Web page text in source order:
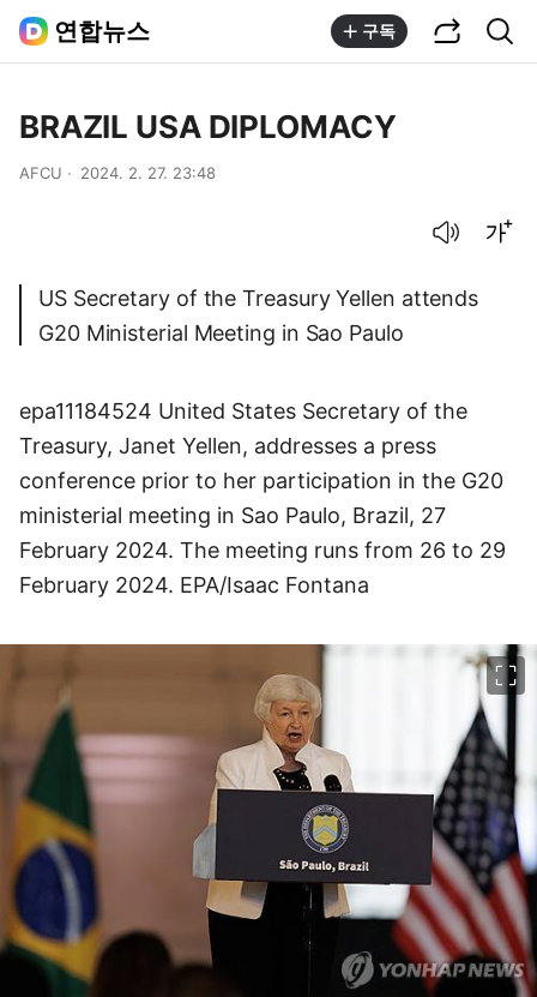
연합뉴스 구독
BRAZIL USA DIPLOMACY
AFCU 2024. 2. 27. 23:48
US Secretary of the Treasury Yellen attends
G20 Ministerial Meeting in Sao Paulo
epa11184524 United States Secretary of the
Treasury, Janet Yellen, addresses a press
conference prior to her participation in the G20
ministerial meeting in Sao Paulo, Brazil, 27
February 2024. The meeting runs from 26 to 29
February 2024. EPA/Isaac Fontana